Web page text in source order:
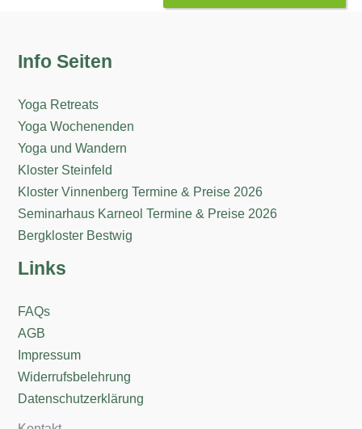
Info Seiten
Yoga Retreats
Yoga Wochenenden
Yoga und Wandern
Kloster Steinfeld
Kloster Vinnenberg Termine & Preise 2026
Seminarhaus Karneol Termine & Preise 2026
Bergkloster Bestwig
Links
FAQs
AGB
Impressum
Widerrufsbelehrung
Datenschutzerklärung